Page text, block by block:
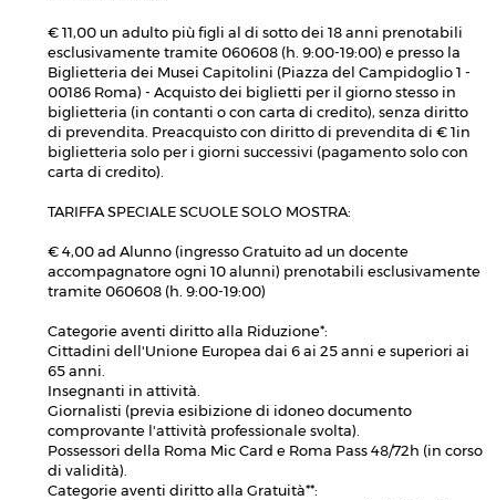
€ 11,00 un adulto più figli al di sotto dei 18 anni prenotabili
esclusivamente tramite 060608 (h. 9:00-19:00) e presso la
Biglietteria dei Musei Capitolini (Piazza del Campidoglio 1 -
00186 Roma) - Acquisto dei biglietti per il giorno stesso in
biglietteria (in contanti o con carta di credito), senza diritto
di prevendita. Preacquisto con diritto di prevendita di € 1in
biglietteria solo per i giorni successivi (pagamento solo con
carta di credito).
TARIFFA SPECIALE SCUOLE SOLO MOSTRA:
€ 4,00 ad Alunno (ingresso Gratuito ad un docente
accompagnatore ogni 10 alunni) prenotabili esclusivamente
tramite 060608 (h. 9:00-19:00)
Categorie aventi diritto alla Riduzione*:
Cittadini dell'Unione Europea dai 6 ai 25 anni e superiori ai
65 anni.
Insegnanti in attività.
Giornalisti (previa esibizione di idoneo documento
comprovante l'attività professionale svolta).
Possessori della Roma Mic Card e Roma Pass 48/72h (in corso
di validità).
Categorie aventi diritto alla Gratuità**: